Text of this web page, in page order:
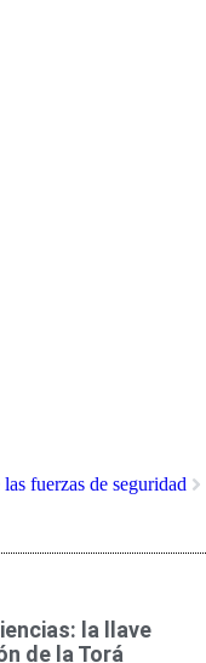
las fuerzas de seguridad
la llave
de la Torá